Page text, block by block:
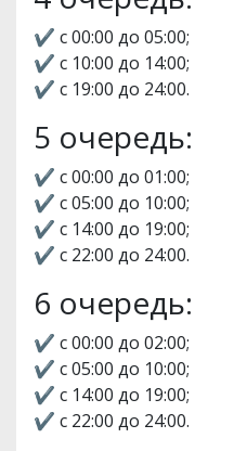
✔️ с 00:00 до 05:00;
✔️ с 10:00 до 14:00;
✔️ с 19:00 до 24:00.
5 очередь:
✔️ с 00:00 до 01:00;
✔️ с 05:00 до 10:00;
✔️ с 14:00 до 19:00;
✔️ с 22:00 до 24:00.
6 очередь:
✔️ с 00:00 до 02:00;
✔️ с 05:00 до 10:00;
✔️ с 14:00 до 19:00;
✔️ с 22:00 до 24:00.